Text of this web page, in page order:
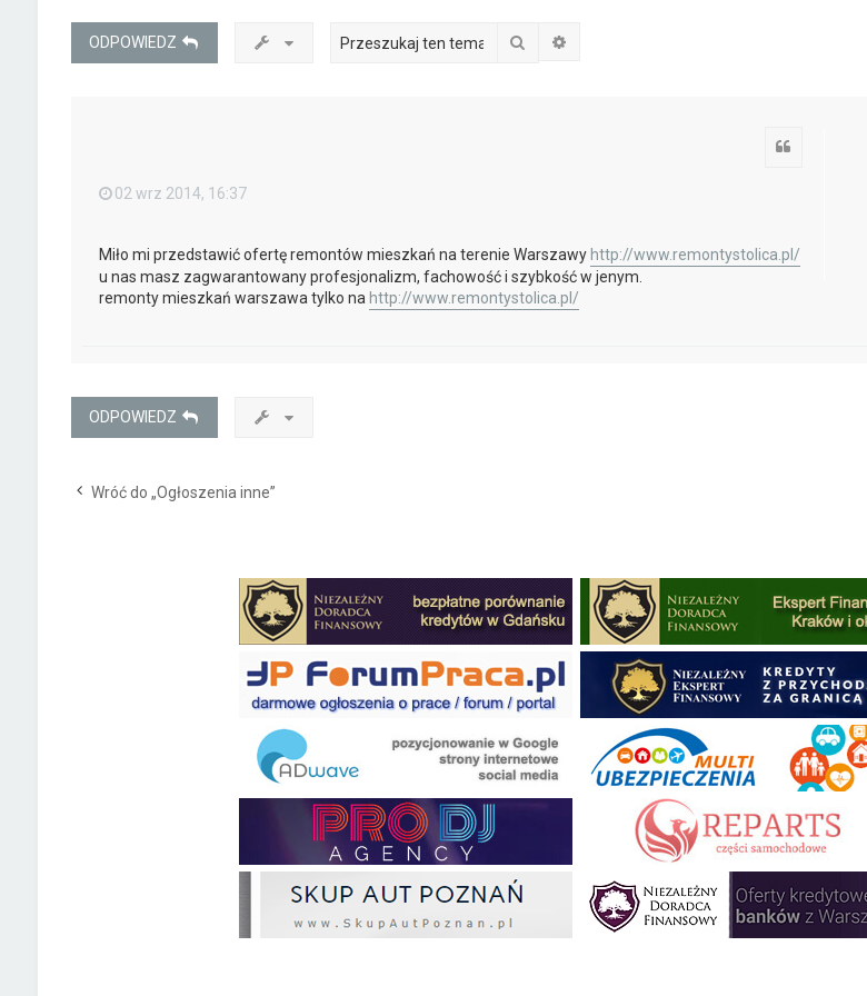
ODPOWIEDZ Szukaj
02 wrz 2014, 16:37
Miło mi przedstawić ofertę remontów mieszkań na terenie Warszawy http://www.remontystolica.pl/
u nas masz zagwarantowany profesjonalizm, fachowość i szybkość w jenym.
remonty mieszkań warszawa tylko na http://www.remontystolica.pl/
ODPOWIEDZ
Wróć do „Ogłoszenia inne”